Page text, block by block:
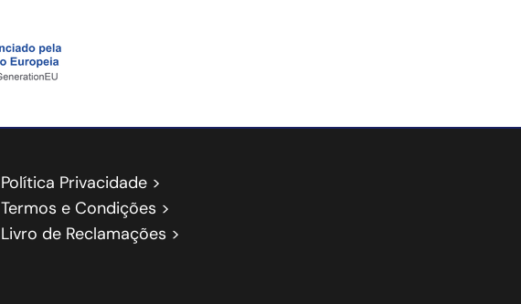
Política Privacidade >
Termos e Condições >
Livro de Reclamações >